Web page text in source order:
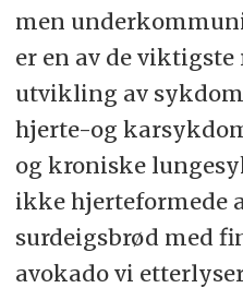
men
er en av de
utvikling av
hjerte-og
og kroniske
ikke hjerteformede
surdeigsbrød med
avokado vi